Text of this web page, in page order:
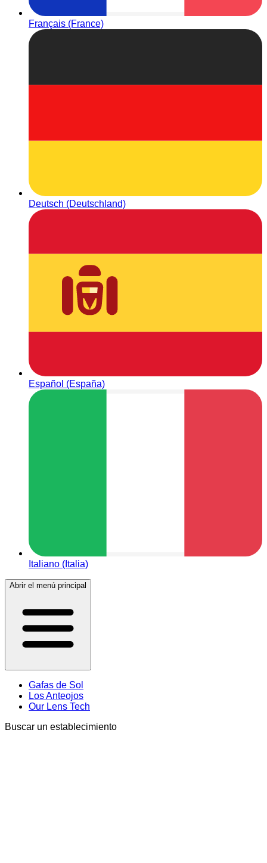
Français (France)
Deutsch (Deutschland)
Español (España)
Italiano (Italia)
Abrir el menú principal
Gafas de Sol
Los Anteojos
Our Lens Tech
Buscar un establecimiento